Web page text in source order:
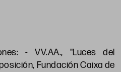
- VV.AA., "Luces del
Fundación Caixa de